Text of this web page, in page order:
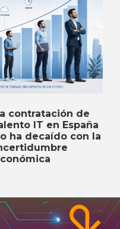
contratación de
IT en España
ha decaído con la